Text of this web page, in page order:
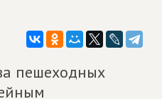
пешеходных